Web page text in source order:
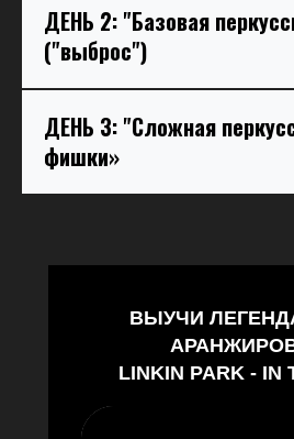
ДЕНЬ 2: "Базовая
("выброс")
ДЕНЬ 3: "Сложная
фишки»
ВЫУЧИ
LINKIN PARK - IN